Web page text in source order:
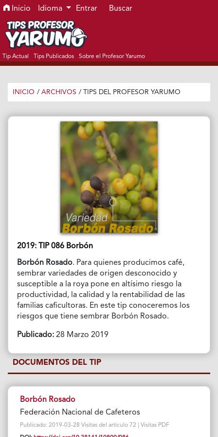
Ir al menú de navegación principal
Ir al contenido principal
Ir al pie de página del sitio
Inicio Idioma Entrar Buscar
Tip Actual Tips Publicados Sobre el Profesor Yarumo
INICIO / ARCHIVOS / TIPS DEL PROFESOR YARUMO
2019: TIP 086 Borbón
Borbón Rosado. Para quienes producimos café,
sembrar variedades de origen desconocido y
susceptible a la roya pone en altísimo riesgo la
productividad, la calidad y la rentabilidad de las
familias caficultoras. En este tip conoceremos los
riesgos que tiene sembrar Borbón Rosado.
Publicado:28 Marzo 2019
DOCUMENTOS DEL TIP
Borbón Rosado
Federación Nacional de Cafeteros
Publicado: 2019-03-28 Visitas del artículo 72 | Visitas PDF